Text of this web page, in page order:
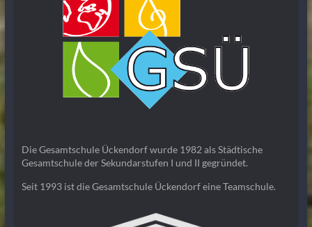
Die Gesamtschule Ückendorf wurde 1982 als Städtische
Gesamtschule der Sekundarstufen I und II gegründet.
Seit 1993 ist die Gesamtschule Ückendorf eine Teamschule.